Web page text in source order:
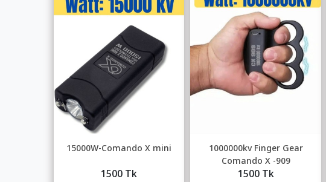
15000W-Comando X mini
1500 Tk
1000000kv Finger Gear
Comando X -909
1500 Tk